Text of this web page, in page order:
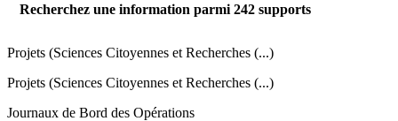
Recherchez une information parmi 242 supports
Projets (Sciences Citoyennes et Recherches (...)
Projets (Sciences Citoyennes et Recherches (...)
Journaux de Bord des Opérations